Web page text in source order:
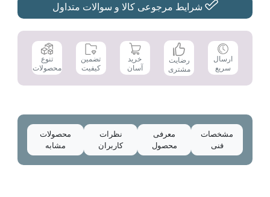
عدد
شرایط مرجوعی کالا و سوالات متداول
ارسال
سریع
رضایت
مشتری
خرید
آسان
تضمین
کیفیت
تنوع
محصولات
مشخصات
فنی
معرفی
محصول
نظرات
کاربران
محصولات
مشابه